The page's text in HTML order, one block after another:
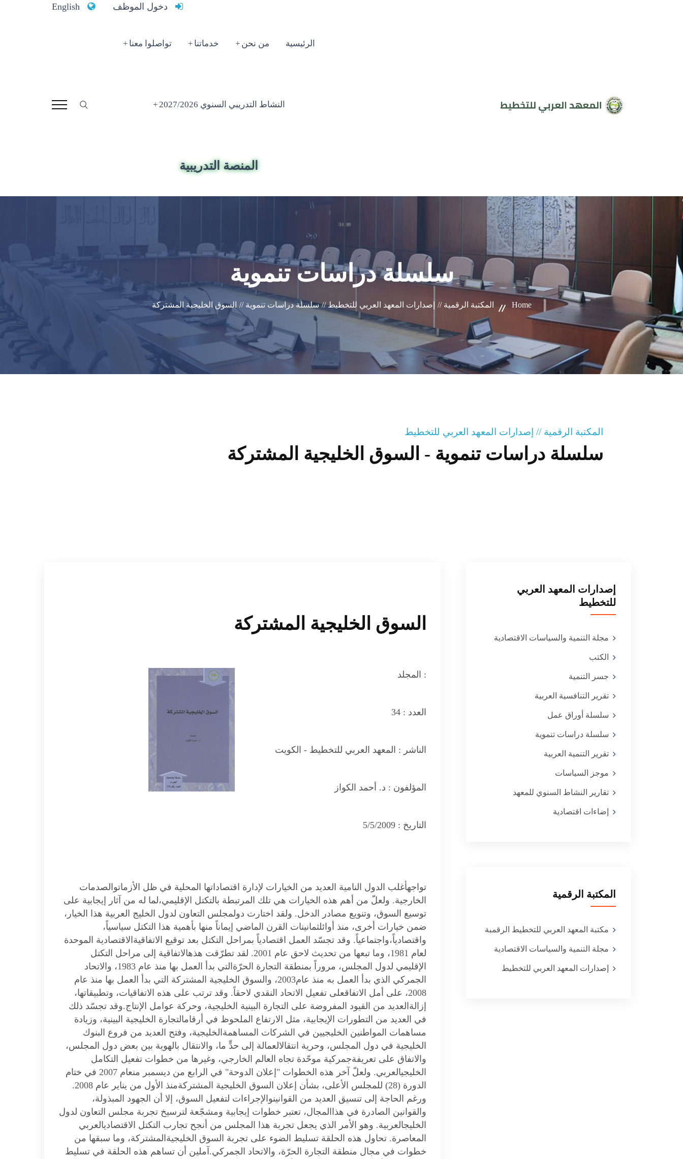
دخول الموظف English
الرئيسية من نحن خدماتنا تواصلوا معنا
النشاط التدريبي السنوي 2027/2026
المنصة التدريبية
سلسلة دراسات تنموية
Home المكتبة الرقمية // إصدارات المعهد العربي للتخطيط // سلسلة دراسات تنموية // السوق الخليجية المشتركة
المكتبة الرقمية // إصدارات المعهد العربي للتخطيط
سلسلة دراسات تنموية - السوق الخليجية المشتركة
السوق الخليجية المشتركة
المجلد :
العدد :34
الناشر : المعهد العربي للتخطيط - الكويت
المؤلفون : د. أحمد الكواز
التاريخ :5/5/2009
تواجهأغلب الدول النامية العديد من الخيارات لإدارة اقتصاداتها المحلية في ظل الأزماتوالصدمات
الخارجية. ولعلّ من أهم هذه الخيارات هي تلك المرتبطة بالتكتل الإقليمي،لما له من آثار إيجابية على
توسيع السوق، وتنويع مصادر الدخل. ولقد اختارت دولمجلس التعاون لدول الخليج العربية هذا الخيار،
ضمن خيارات أخرى، منذ أوائلثمانينات القرن الماضي إيماناً منها بأهمية هذا التكتل سياسياً،
واقتصادياً،واجتماعياً. وقد تجسّد العمل اقتصادياً بمراحل التكتل بعد توقيع الاتفاقيةالاقتصادية الموحدة
لعام 1981، وما تبعها من تحديث لاحق عام 2001. لقد تطرّقت هذهالاتفاقية إلى مراحل التكتل
الإقليمي لدول المجلس، مروراً بمنطقة التجارة الحرّةالتي بدأ العمل بها منذ عام 1983، والاتحاد
الجمركي الذي بدأ العمل به منذ عام2003، والسوق الخليجية المشتركة التي بدأ العمل بها منذ عام
2008، على أمل الاتفاقعلى تفعيل الاتحاد النقدي لاحقاً. وقد ترتب على هذه الاتفاقيات، وتطبيقاتها،
إزالةالعديد من القيود المفروضة على التجارة البينية الخليجية، وحركة عوامل الإنتاج.وقد تجسّد ذلك
في العديد من التطورات الإيجابية، مثل الارتفاع الملحوظ في أرقامالتجارة الخليجية البينية، وزيادة
مساهمات المواطنين الخليجيين في الشركات المساهمةالخليجية، وفتح العديد من فروع البنوك
الخليجية في دول المجلس، وحرية انتقالالعمالة إلى حدٍّ ما، والانتقال بالهوية بين بعض دول المجلس،
والاتفاق على تعريفةجمركية موحّدة تجاه العالم الخارجي، وغيرها من خطوات تفعيل التكامل
الخليجيالعربي. ولعلّ آخر هذه الخطوات "إعلان الدوحة" في الرابع من ديسمبر منعام 2007 في ختام
الدورة (28) للمجلس الأعلى، بشأن إعلان السوق الخليجية المشتركةمنذ الأول من يناير عام 2008.
ورغم الحاجة إلى تنسيق العديد من القوانينوالإجراءات لتفعيل السوق، إلا أن الجهود المبذولة،
والقوانين الصادرة في هذاالمجال، تعتبر خطوات إيجابية ومشجّعة لترسيخ تجربة مجلس التعاون لدول
الخليجالعربية. وهو الأمر الذي يجعل تجربة هذا المجلس من أنجح تجارب التكتل الاقتصاديالعربي
المعاصرة. تحاول هذه الحلقة تسليط الضوء على تجربة السوق الخليجيةالمشتركة، وما سبقها من
خطوات في مجال منطقة التجارة الحرّة، والاتحاد الجمركي.آملين أن تساهم هذه الحلقة في تسليط
إصدارات المعهد العربي
للتخطيط
مجلة التنمية والسياسات الاقتصادية
الكتب
جسر التنمية
تقرير التنافسية العربية
سلسلة أوراق عمل
سلسلة دراسات تنموية
تقرير التنمية العربية
موجز السياسات
تقارير النشاط السنوي للمعهد
إضاءات اقتصادية
المكتبة الرقمية
مكتبة المعهد العربي للتخطيط الرقمبة
مجلة التنمية والسياسات الاقتصادية
إصدارات المعهد العربي للتخطيط